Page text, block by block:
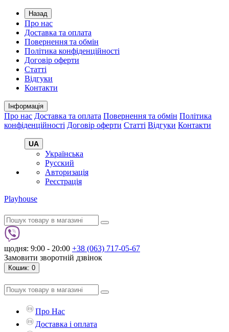
Назад
Про нас
Доставка та оплата
Повернення та обмін
Політика конфіденційності
Договір оферти
Статті
Відгуки
Контакти
Інформація
Про нас Доставка та оплата Повернення та обмін Політика
конфіденційності Договір оферти Статті Відгуки Контакти
UA
Українська
Русский
Авторизація
Реєстрація
Playhouse
щодня: 9:00 - 20:00 +38 (063) 717-05-67
Замовити зворотній дзвінок
Кошик: 0
Про Нас
Доставка і оплата